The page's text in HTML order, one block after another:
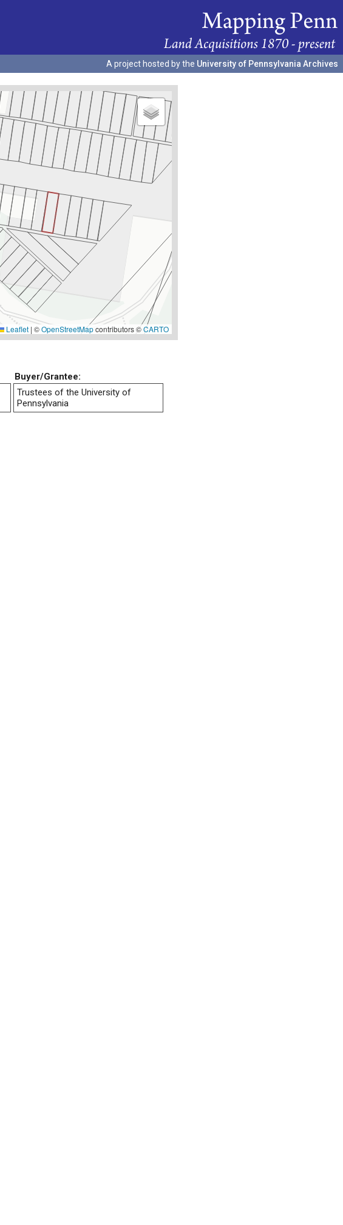
A project hosted by the University of Pennsylvania Archives
Leaflet | ©OpenStreetMapcontributors ©CARTO
Buyer/Grantee:
Trustees of the University of
Pennsylvania